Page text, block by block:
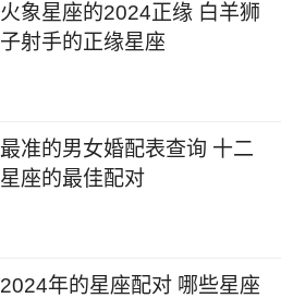
-2月18日）
天秤座
子座、天秤座都独立和
共同追求创新和进步，彼此
流。
-3月20日）
火象星座的2024正缘 白羊狮
子射手的正缘星座
最准的男女婚配表查询 十二
星座的最佳配对
2024年的星座配对 哪些星座